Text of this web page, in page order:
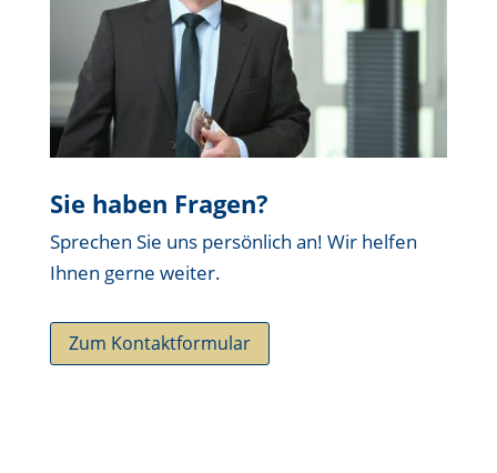
Sie haben Fragen?
Sprechen Sie uns persönlich an! Wir helfen
Ihnen gerne weiter.
Zum Kontaktformular